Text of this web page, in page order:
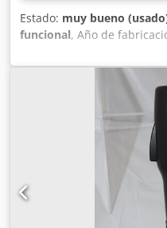
Estado: muy bueno
funcional, Año de
,
6151570380, De nuestro
demostración, probadas
torsión inalámbrica de
CP8603 Herramienta de
baterías (36 V 2,5 Ah)
de par mín./máx.: 70 a
Salida: 3/4" cuadrado
281 mm Peso con batería y